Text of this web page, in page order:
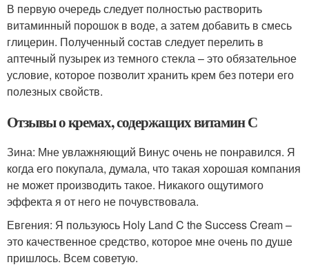
В первую очередь следует полностью растворить
витаминный порошок в воде, а затем добавить в смесь
глицерин. Полученный состав следует перелить в
аптечный пузырек из темного стекла – это обязательное
условие, которое позволит хранить крем без потери его
полезных свойств.
Отзывы о кремах, содержащих витамин С
Зина: Мне увлажняющий Винус очень не понравился. Я
когда его покупала, думала, что такая хорошая компания
не может производить такое. Никакого ощутимого
эффекта я от него не почувствовала.
Евгения: Я пользуюсь Holy Land C the Success Cream –
это качественное средство, которое мне очень по душе
пришлось. Всем советую.